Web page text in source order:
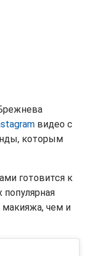
видео с
которым
готовится к
макияжа, чем и